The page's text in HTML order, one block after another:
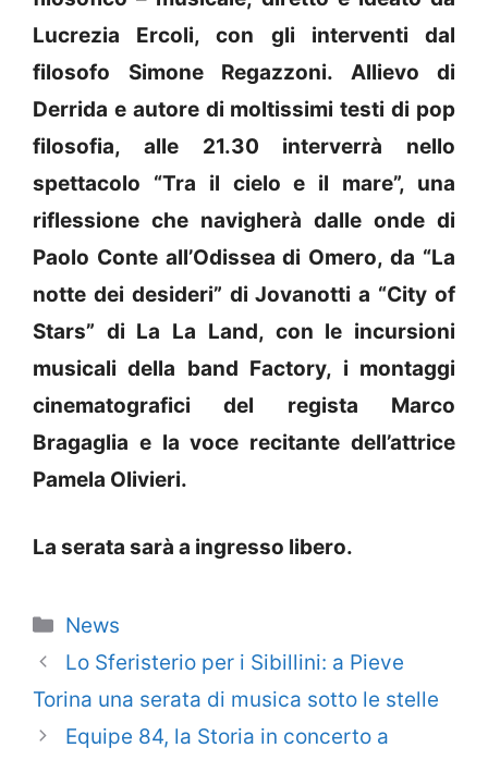
Lucrezia Ercoli, con gli interventi dal
filosofo Simone Regazzoni. Allievo di
Derrida e autore di moltissimi testi di pop
filosofia, alle 21.30 interverrà nello
spettacolo “Tra il cielo e il mare”, una
riflessione che navigherà dalle onde di
Paolo Conte all’Odissea di Omero, da “La
notte dei desideri” di Jovanotti a “City of
Stars” di La La Land, con le incursioni
musicali della band Factory, i montaggi
cinematografici del regista Marco
Bragaglia e la voce recitante dell’attrice
Pamela Olivieri.
La serata sarà a ingresso libero.
Categorie
News
Lo Sferisterio per i Sibillini: a Pieve
Torina una serata di musica sotto le stelle
Equipe 84, la Storia in concerto a